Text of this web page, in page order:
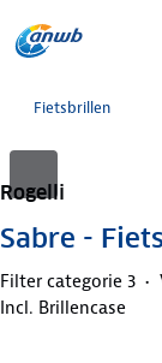
Fietsbrillen
Rogelli
Sabre -
Filter categorie 3
Incl. Brillencase